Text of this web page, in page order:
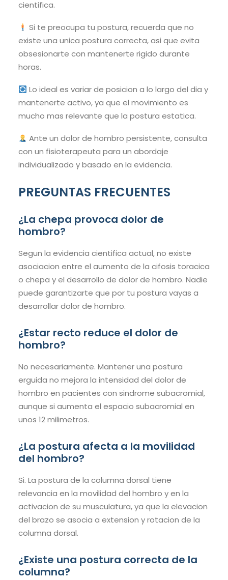
cientifica.
Si te preocupa tu postura, recuerda que no
existe una unica postura correcta, asi que evita
obsesionarte con mantenerte rigido durante
horas.
Lo ideal es variar de posicion a lo largo del dia y
mantenerte activo, ya que el movimiento es
mucho mas relevante que la postura estatica.
Ante un dolor de hombro persistente, consulta
con un fisioterapeuta para un abordaje
individualizado y basado en la evidencia.
PREGUNTAS FRECUENTES
¿La chepa provoca dolor de
hombro?
Segun la evidencia cientifica actual, no existe
asociacion entre el aumento de la cifosis toracica
o chepa y el desarrollo de dolor de hombro. Nadie
puede garantizarte que por tu postura vayas a
desarrollar dolor de hombro.
¿Estar recto reduce el dolor de
hombro?
No necesariamente. Mantener una postura
erguida no mejora la intensidad del dolor de
hombro en pacientes con sindrome subacromial,
aunque si aumenta el espacio subacromial en
unos 12 milimetros.
¿La postura afecta a la movilidad
del hombro?
Si. La postura de la columna dorsal tiene
relevancia en la movilidad del hombro y en la
activacion de su musculatura, ya que la elevacion
del brazo se asocia a extension y rotacion de la
columna dorsal.
¿Existe una postura correcta de la
columna?